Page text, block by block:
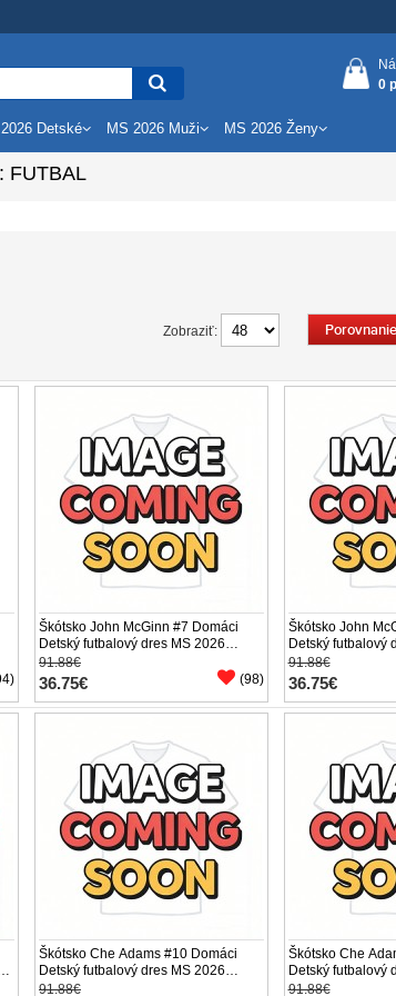
0
Detské MS 2026 Muži MS 2026 Ženy
FUTBAL
Zobraziť:
Škótsko John McGinn #7 Domáci
Detský futbalový dres MS 2026
Krátky Rukáv (+ trenírky)
91.88€
36.75€ (98)
Škótsko John
Detský futbalový
Krátky Rukáv (+
91.88€
36.75€
Škótsko Che Adams #10 Domáci
Detský futbalový dres MS 2026
Krátky Rukáv (+ trenírky)
91.88€
Škótsko Che
Detský futbalový
Krátky Rukáv (+
91.88€